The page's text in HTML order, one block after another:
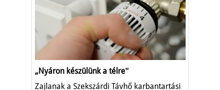
„Nyáron készülünk a télreʺ
Zajlanak a Szekszárdi Távhő karbantartási